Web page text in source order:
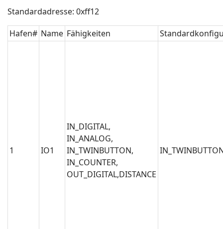
Standardadresse: 0xff12
Hafen# Name Fähigkeiten
1 IO1
IN_DIGITAL,
IN_ANALOG,
IN_TWINBUTTON,
IN_COUNTER,
OUT_DIGITAL,DISTANCE